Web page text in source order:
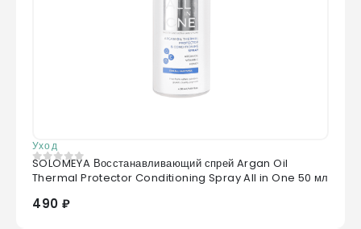
Уход
0из 5
SOLOMEYA Восстанавливающий спрей Argan Oil
Thermal Protector Conditioning Spray All in One 50 мл
490 ₽